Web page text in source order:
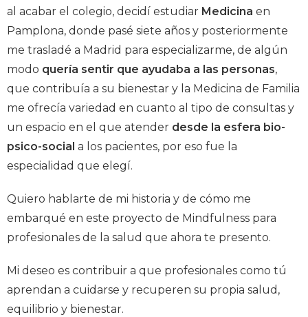
al acabar el colegio, decidí estudiar Medicina en
Pamplona, donde pasé siete años y posteriormente
me trasladé a Madrid para especializarme, de algún
modo quería sentir que ayudaba a las personas,
que contribuía a su bienestar y la Medicina de Familia
me ofrecía variedad en cuanto al tipo de consultas y
un espacio en el que atender desde la esfera bio-
psico-social a los pacientes, por eso fue la
especialidad que elegí.
Quiero hablarte de mi historia y de cómo me
embarqué en este proyecto de Mindfulness para
profesionales de la salud que ahora te presento.
Mi deseo es contribuir a que profesionales como tú
aprendan a cuidarse y recuperen su propia salud,
equilibrio y bienestar.